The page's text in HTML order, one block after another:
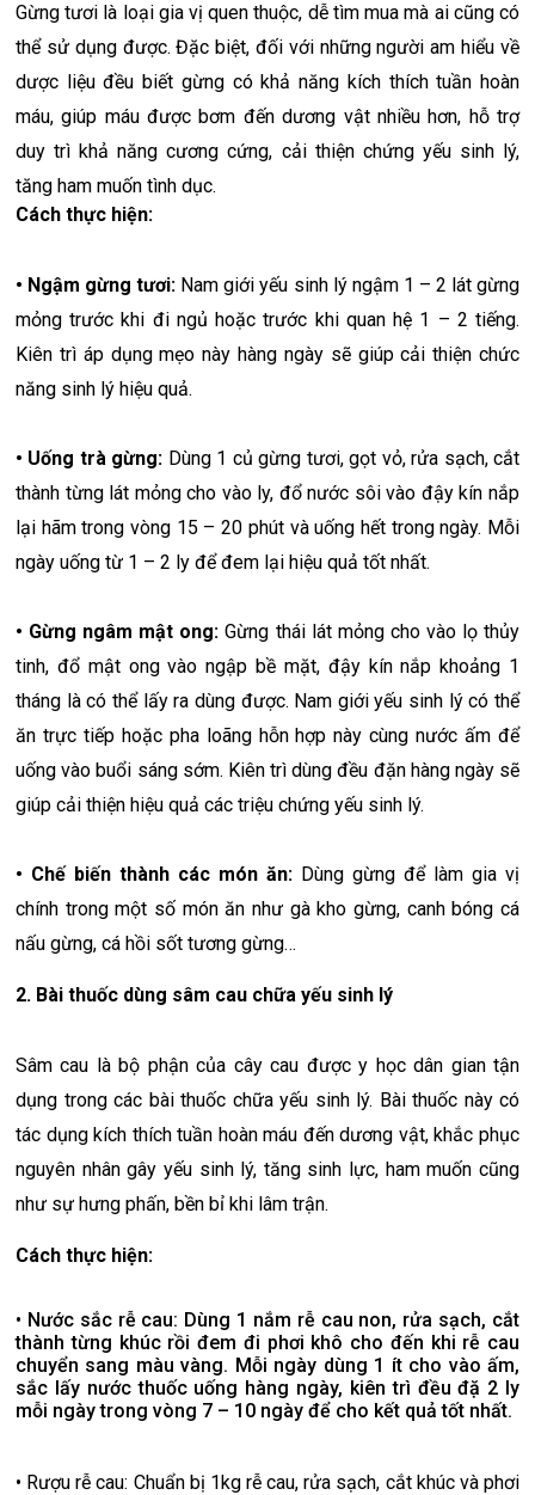
Gừng tươi là loại gia vị quen thuộc, dễ tìm mua mà ai cũng có
thể sử dụng được. Đặc biệt, đối với những người am hiểu về
dược liệu đều biết gừng có khả năng kích thích tuần hoàn
máu, giúp máu được bơm đến dương vật nhiều hơn, hỗ trợ
duy trì khả năng cương cứng, cải thiện chứng yếu sinh lý,
tăng ham muốn tình dục.
Cách thực hiện:
• Ngậm gừng tươi: Nam giới yếu sinh lý ngậm 1 – 2 lát gừng
mỏng trước khi đi ngủ hoặc trước khi quan hệ 1 – 2 tiếng.
Kiên trì áp dụng mẹo này hàng ngày sẽ giúp cải thiện chức
năng sinh lý hiệu quả.
• Uống trà gừng: Dùng 1 củ gừng tươi, gọt vỏ, rửa sạch, cắt
thành từng lát mỏng cho vào ly, đổ nước sôi vào đậy kín nắp
lại hãm trong vòng 15 – 20 phút và uống hết trong ngày. Mỗi
ngày uống từ 1 – 2 ly để đem lại hiệu quả tốt nhất.
• Gừng ngâm mật ong:Gừng thái lát mỏng cho vào lọ thủy
tinh, đổ mật ong vào ngập bề mặt, đậy kín nắp khoảng 1
tháng là có thể lấy ra dùng được. Nam giới yếu sinh lý có thể
ăn trực tiếp hoặc pha loãng hỗn hợp này cùng nước ấm để
uống vào buổi sáng sớm. Kiên trì dùng đều đặn hàng ngày sẽ
giúp cải thiện hiệu quả các triệu chứng yếu sinh lý.
• Chế biến thành các món ăn: Dùng gừng để làm gia vị
chính trong một số món ăn như gà kho gừng, canh bóng cá
nấu gừng, cá hồi sốt tương gừng…
2. Bài thuốc dùng sâm cau chữa yếu sinh lý
Sâm cau là bộ phận của cây cau được y học dân gian tận
dụng trong các bài thuốc chữa yếu sinh lý. Bài thuốc này có
tác dụng kích thích tuần hoàn máu đến dương vật, khắc phục
nguyên nhân gây yếu sinh lý, tăng sinh lực, ham muốn cũng
như sự hưng phấn, bền bỉ khi lâm trận.
Cách thực hiện:
• Nước sắc rễ cau: Dùng 1 nắm rễ cau non, rửa sạch, cắt
thành từng khúc rồi đem đi phơi khô cho đến khi rễ cau
chuyển sang màu vàng. Mỗi ngày dùng 1 ít cho vào ấm,
sắc lấy nước thuốc uống hàng ngày, kiên trì đều đặ 2 ly
mỗi ngày trong vòng 7 – 10 ngày để cho kết quả tốt nhất.
• Rượu rễ cau: Chuẩn bị 1kg rễ cau, rửa sạch, cắt khúc và phơi